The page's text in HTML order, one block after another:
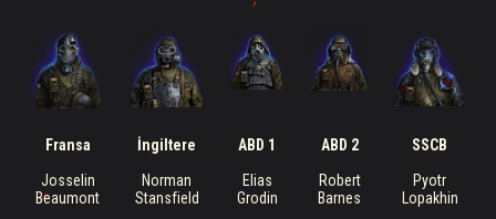
Fransa
Josselin
Beaumont
İngiltere
Norman
Stansfield
ABD 1
Elias
Grodin
ABD 2
Robert
Barnes
SSCB
Pyotr
Lopakhin